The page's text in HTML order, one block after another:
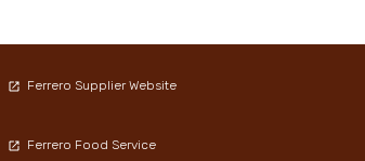
Ferrero Supplier Website
Ferrero Food Service